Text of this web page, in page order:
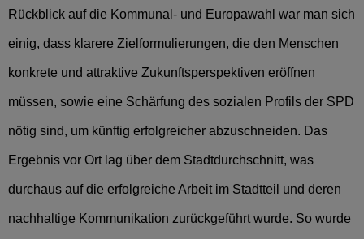
Rückblick auf die Kommunal- und Europawahl war man sich
einig, dass klarere Zielformulierungen, die den Menschen
konkrete und attraktive Zukunftsperspektiven eröffnen
müssen, sowie eine Schärfung des sozialen Profils der SPD
nötig sind, um künftig erfolgreicher abzuschneiden. Das
Ergebnis vor Ort lag über dem Stadtdurchschnitt, was
durchaus auf die erfolgreiche Arbeit im Stadtteil und deren
nachhaltige Kommunikation zurückgeführt wurde. So wurde